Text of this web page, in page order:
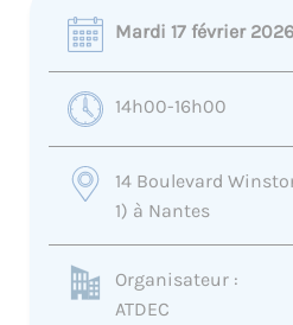
Mardi 17 février 2026
14h00-16h00
14 Boulevard
1) à Nantes
Organisateur :
ATDEC